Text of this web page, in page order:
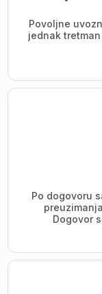
Povoljne
jednak
Po dogovoru
Dogovor